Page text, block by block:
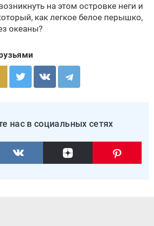
на этом островке неги и
как легкое белое перышко,
океаны?
нас в социальных сетях